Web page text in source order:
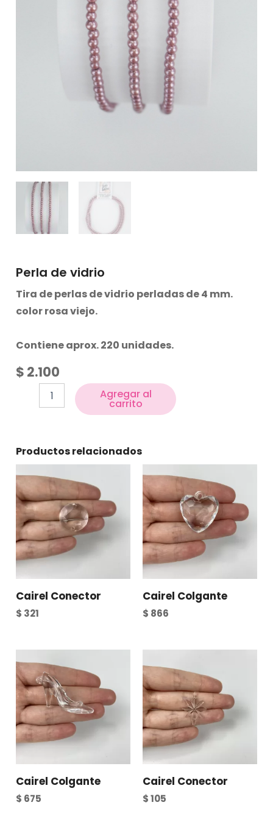
Perla de vidrio
Tira de perlas de vidrio perladas de 4 mm.
color rosa viejo.
Contiene aprox. 220 unidades.
$ 2.100
Agregar al
carrito
Productos relacionados
Cairel Conector
$ 321
Cairel Colgante
$ 866
Cairel Colgante
$ 675
Cairel Conector
$105